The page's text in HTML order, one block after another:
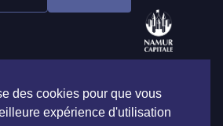
des cookies pour que vous
expérience d'utilisation